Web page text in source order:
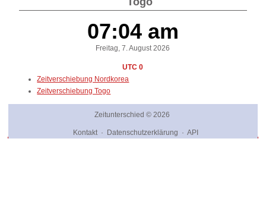
07:04 am
Freitag, 7. August 2026
UTC 0
Zeitverschiebung Nordkorea
Zeitverschiebung Togo
Zeitunterschied © 2026
Kontakt· Datenschutzerklärung · API